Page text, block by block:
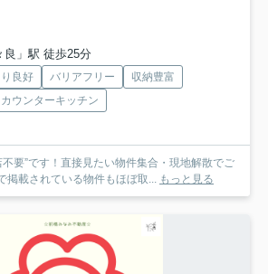
良」駅 徒歩25分
良好 バリアフリー
収納豊富
カウンターキッチン
要”です！直接見たい物件集合・現地解散でご
掲載されている物件もほぼ取... もっと見る